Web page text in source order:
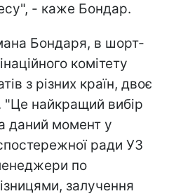
- каже Бондар.
Бондаря, в шорт-
комітету
з різних країн, двоє
"Це найкращий вибір
даний момент у
ради УЗ
по
залучення